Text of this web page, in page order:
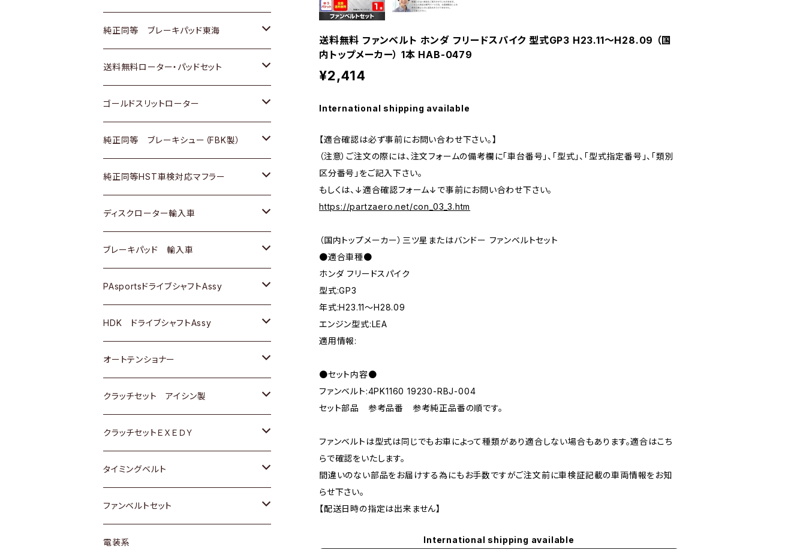
送料無料 ファンベルト ホンダ フリードスパイク 型式GP3 H23.11～H28.09 （国
内トップメーカー） 1本 HAB-0479
¥2,414
International shipping available
【適合確認は必ず事前にお問い合わせ下さい。】
（注意）ご注文の際には、注文フォームの備考欄に「車台番号」、「型式」、「型式指定番号」、「類別
区分番号」をご記入下さい。
もしくは、↓適合確認フォーム↓で事前にお問い合わせ下さい。
https://partzaero.net/con_03_3.htm
（国内トップメーカー）三ツ星またはバンドー ファンベルトセット
●適合車種●
ホンダ フリードスパイク
型式:GP3
年式:H23.11～H28.09
エンジン型式:LEA
適用情報:
●セット内容●
ファンベルト:4PK1160 19230-RBJ-004
セット部品 参考品番 参考純正品番の順です。
ファンベルトは型式は同じでもお車によって種類があり適合しない場合もあります。適合はこち
らで確認をいたします。
間違いのない部品をお届けする為にもお手数ですがご注文前に車検証記載の車両情報をお知
らせ下さい。
【配送日時の指定は出来ません】
International shipping available
スバル
日野
三菱ふそう
ＢＭＷ
三菱
日野
三菱ふそう
日野
三菱ふそう
その他
マツダ
三菱
スバル
いすゞ
ダイハツ
マツダ
三菱
スバル
ダイハツ
マツダ
三菱
スズキ
日産
ダイハツ
マツダ
三菱
スバル
ホンダ
スズキ
日産
いすゞ
ダイハツ
マツダ
三菱
スバル
ＢＥＮＺ
トヨタ
ホンダ
スズキ
日産
ダイハツ
マツダ
三菱
スバル
純正同等 ブレーキパッド東海
トヨタ
ホンダ
日産
いすゞ
ダイハツ
マツダ
三菱
スバル
送料無料ローター・パッドセット
トヨタ
ホンダ
スズキ
日産
ダイハツ
マツダ
三菱
スバル
ゴールドスリットローター
トヨタ
ホンダ
スズキ
日産
ダイハツ
マツダ
三菱
スバル
純正同等 ブレーキシュー（FBK製）
ホンダ
スズキ
日産
ダイハツ
マツダ
三菱
スバル
純正同等HST車検対応マフラー
トヨタ
ホンダ
スズキ
日産
いすゞ
ダイハツ
マツダ
三菱
スバル
日野
ディスクローター輸入車
ＡＵＤＩ
ＢＥＮＺ
ＢＭＷ
GOLF
ＷＡＧＥＮ
アストロ（シボレー）
クライスラー
ブレーキパッド 輸入車
ＢＥＮＺ
ＢＭＷ
ＷＡＧＥＮ
ＶＯＬＶＯ
PAsportsドライブシャフトAssy
トヨタ
ホンダ
スズキ
日産
ダイハツ
マツダ
三菱
HDK ドライブシャフトAssy
スズキ
ダイハツ
日産
ホンダ
マツダ
オートテンショナー
トヨタ
クラッチセット アイシン製
ホンダ
スズキ
ダイハツ
マツダ
クラッチセットＥＸＥＤＹ
ホンダ
スズキ
日産
タイミングベルト
トヨタ
スズキ
ファンベルトセット
トヨタ
電装系